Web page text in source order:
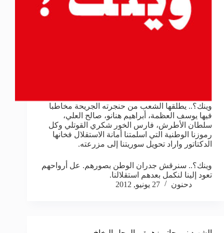
وينك؟.. يطلقها الشعب من حنجرته الجريحة مخاطبا
فيها يوسف العظمة، أبراهيم هنانو، صالح العلي،
سلطان الأطرش، فارس الخور شكري القوتلي وكل
رموزنا الوطنية التي اسلمتنا أمانة الاستقلال فخانها
الدكتاتور واراد تحويل سوريتنا إلى مزرعته.
وينك؟.. سنرقش جدران الوطن بصورهم. عل أرواحهم
تعود إلينا لنكمل بعدهم استقلالنا.
دحنون
27 يونيو, 2012